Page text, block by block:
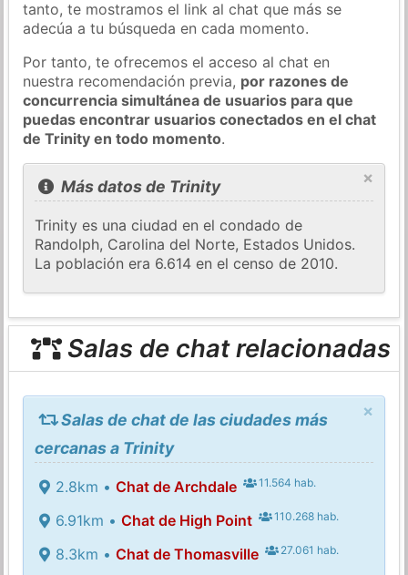
tanto, te mostramos el link al chat que más se
adecúa a tu búsqueda en cada momento.
Por tanto, te ofrecemos el acceso al chat en
nuestra recomendación previa, por razones de
concurrencia simultánea de usuarios para que
puedas encontrar usuarios conectados en el chat
de Trinity en todo momento.
×
Más datos de Trinity
Trinity es una ciudad en el condado de
Randolph, Carolina del Norte, Estados Unidos.
La población era 6.614 en el censo de 2010.
Salas de chat relacionadas
×
Salas de chat de las ciudades más
cercanas a Trinity
2.8km • Chat de Archdale 11.564 hab.
6.91km • Chat de High Point 110.268 hab.
8.3km • Chat de Thomasville 27.061 hab.